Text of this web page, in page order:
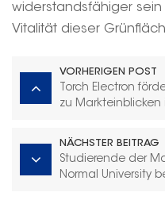
widerstandsfähiger
Vitalität dieser
VORHERIGEN POST
Torch Electron
zu
NÄCHSTER BEITRAG
Studierende der
Normal University